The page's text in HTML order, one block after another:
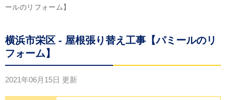
ールのリフォーム】
横浜市栄区 - 屋根張り替え工事【パミールのリ
フォーム】
2021年06月15日 更新